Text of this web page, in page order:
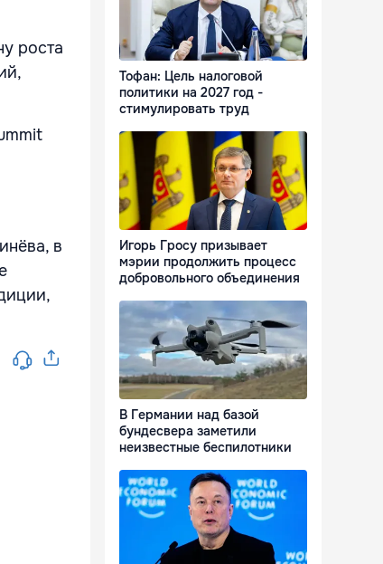
роста
в
Тофан: Цель налоговой
политики на 2027 год -
стимулировать труд
Игорь Гросу призывает
мэрии продолжить процесс
добровольного объединения
В Германии над базой
бундесвера заметили
неизвестные беспилотники